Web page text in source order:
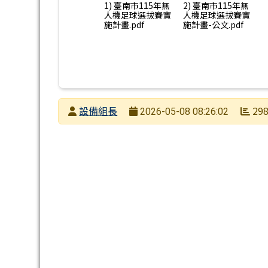
1) 臺南市115年無
人機足球選拔賽實
施計畫.pdf
2) 臺南市115年無
人機足球選拔賽實
施計畫-公文.pdf
發布者設備組長
2026-05-08 08:26:02